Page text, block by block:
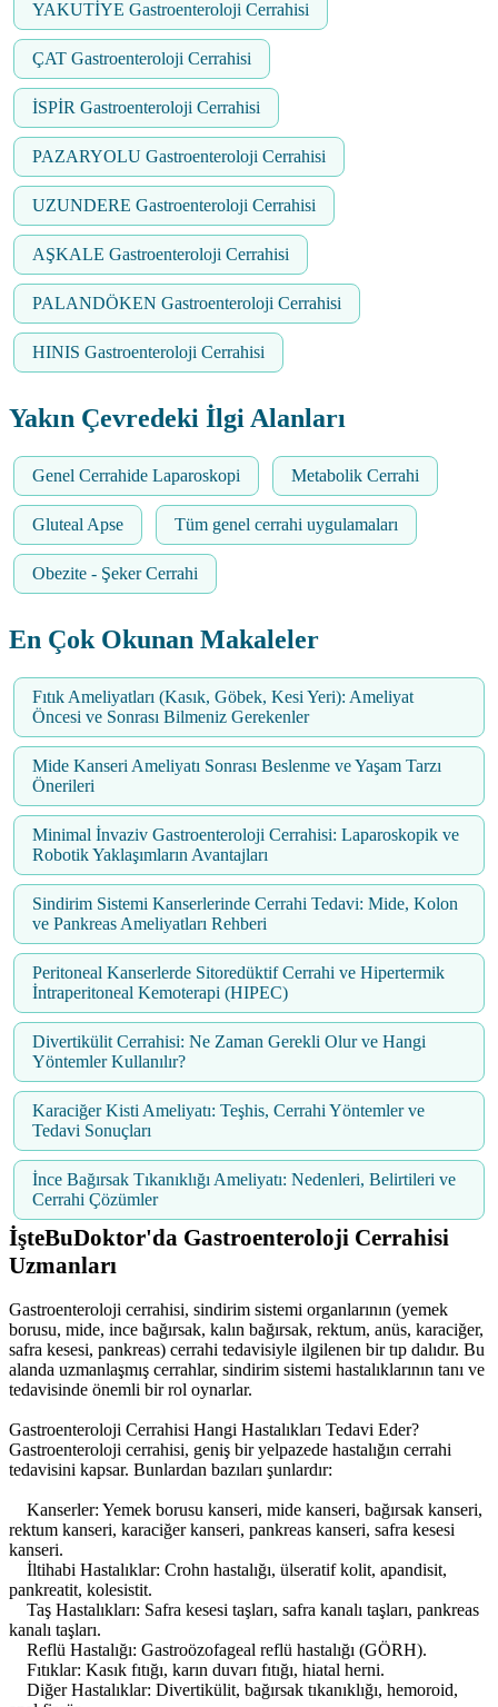
YAKUTİYE Gastroenteroloji Cerrahisi
ÇAT Gastroenteroloji Cerrahisi
İSPİR Gastroenteroloji Cerrahisi
PAZARYOLU Gastroenteroloji Cerrahisi
UZUNDERE Gastroenteroloji Cerrahisi
AŞKALE Gastroenteroloji Cerrahisi
PALANDÖKEN Gastroenteroloji Cerrahisi
HINIS Gastroenteroloji Cerrahisi
Yakın Çevredeki İlgi Alanları
Genel Cerrahide Laparoskopi Metabolik Cerrahi
Gluteal Apse Tüm genel cerrahi uygulamaları
Obezite - Şeker Cerrahi
En Çok Okunan Makaleler
Fıtık Ameliyatları (Kasık, Göbek, Kesi Yeri): Ameliyat
Öncesi ve Sonrası Bilmeniz Gerekenler
Mide Kanseri Ameliyatı Sonrası Beslenme ve Yaşam Tarzı
Önerileri
Minimal İnvaziv Gastroenteroloji Cerrahisi: Laparoskopik ve
Robotik Yaklaşımların Avantajları
Sindirim Sistemi Kanserlerinde Cerrahi Tedavi: Mide, Kolon
ve Pankreas Ameliyatları Rehberi
Peritoneal Kanserlerde Sitoredüktif Cerrahi ve Hipertermik
İntraperitoneal Kemoterapi (HIPEC)
Divertikülit Cerrahisi: Ne Zaman Gerekli Olur ve Hangi
Yöntemler Kullanılır?
Karaciğer Kisti Ameliyatı: Teşhis, Cerrahi Yöntemler ve
Tedavi Sonuçları
İnce Bağırsak Tıkanıklığı Ameliyatı: Nedenleri, Belirtileri ve
Cerrahi Çözümler
İşteBuDoktor'da Gastroenteroloji Cerrahisi
Uzmanları
Gastroenteroloji cerrahisi, sindirim sistemi organlarının (yemek
borusu, mide, ince bağırsak, kalın bağırsak, rektum, anüs, karaciğer,
safra kesesi, pankreas) cerrahi tedavisiyle ilgilenen bir tıp dalıdır. Bu
alanda uzmanlaşmış cerrahlar, sindirim sistemi hastalıklarının tanı ve
tedavisinde önemli bir rol oynarlar.
Gastroenteroloji Cerrahisi Hangi Hastalıkları Tedavi Eder?
Gastroenteroloji cerrahisi, geniş bir yelpazede hastalığın cerrahi
tedavisini kapsar. Bunlardan bazıları şunlardır:
Kanserler: Yemek borusu kanseri, mide kanseri, bağırsak kanseri,
rektum kanseri, karaciğer kanseri, pankreas kanseri, safra kesesi
kanseri.
İltihabi Hastalıklar: Crohn hastalığı, ülseratif kolit, apandisit,
pankreatit, kolesistit.
Taş Hastalıkları: Safra kesesi taşları, safra kanalı taşları, pankreas
kanalı taşları.
Reflü Hastalığı: Gastroözofageal reflü hastalığı (GÖRH).
Fıtıklar: Kasık fıtığı, karın duvarı fıtığı, hiatal herni.
Diğer Hastalıklar: Divertikülit, bağırsak tıkanıklığı, hemoroid,